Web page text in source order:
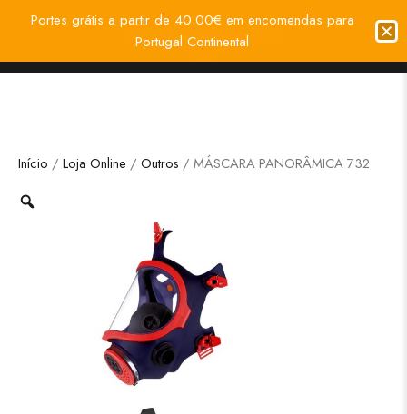
Início / Loja Online / Outros / MÁSCARA PANORÂMICA 732
Portes grátis a partir de 40.00€ em encomendas para
Portugal Continental